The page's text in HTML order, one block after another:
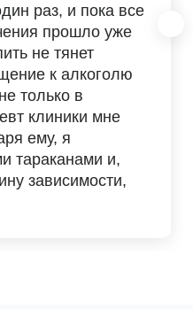
раз, и пока все
прошло уже
не тянет
к алкоголю
только в
клиники мне
ему, я
тараканами и,
зависимости,